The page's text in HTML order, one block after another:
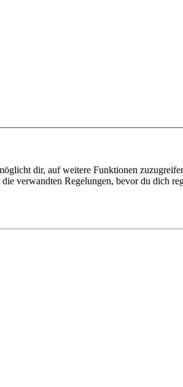
dir, auf weitere Funktionen
verwandten Regelungen, bevor du dich